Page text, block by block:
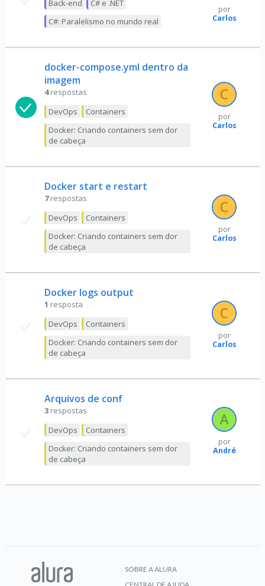
Back-end
C# e .NET
C#: Paralelismo no mundo real
por
Carlos
docker-compose.yml dentro da
imagem
4 respostas
DevOps
Containers
Docker: Criando containers sem dor
de cabeça
por
Carlos
Docker start e restart
7 respostas
DevOps
Containers
Docker: Criando containers sem dor
de cabeça
por
Carlos
Docker logs output
1 resposta
DevOps
Containers
Docker: Criando containers sem dor
de cabeça
por
Carlos
Arquivos de conf
3 respostas
DevOps
Containers
Docker: Criando containers sem dor
de cabeça
por
André
SOBRE A ALURA